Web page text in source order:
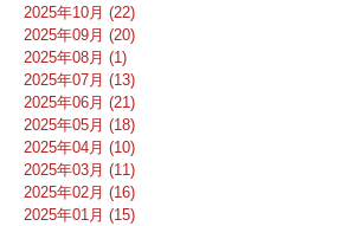
2025年10月 (22)
2025年09月 (20)
2025年08月 (1)
2025年07月 (13)
2025年06月 (21)
2025年05月 (18)
2025年04月 (10)
2025年03月 (11)
2025年02月 (16)
2025年01月 (15)